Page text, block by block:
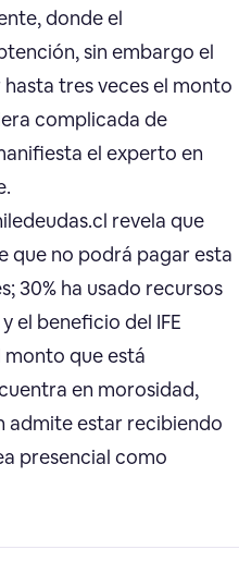
donde el
sin embargo el
tres veces el monto
complicada de
el experto en
revela que
que no podrá pagar esta
30% ha usado recursos
el beneficio del IFE
monto que está
en morosidad,
admite estar recibiendo
presencial como